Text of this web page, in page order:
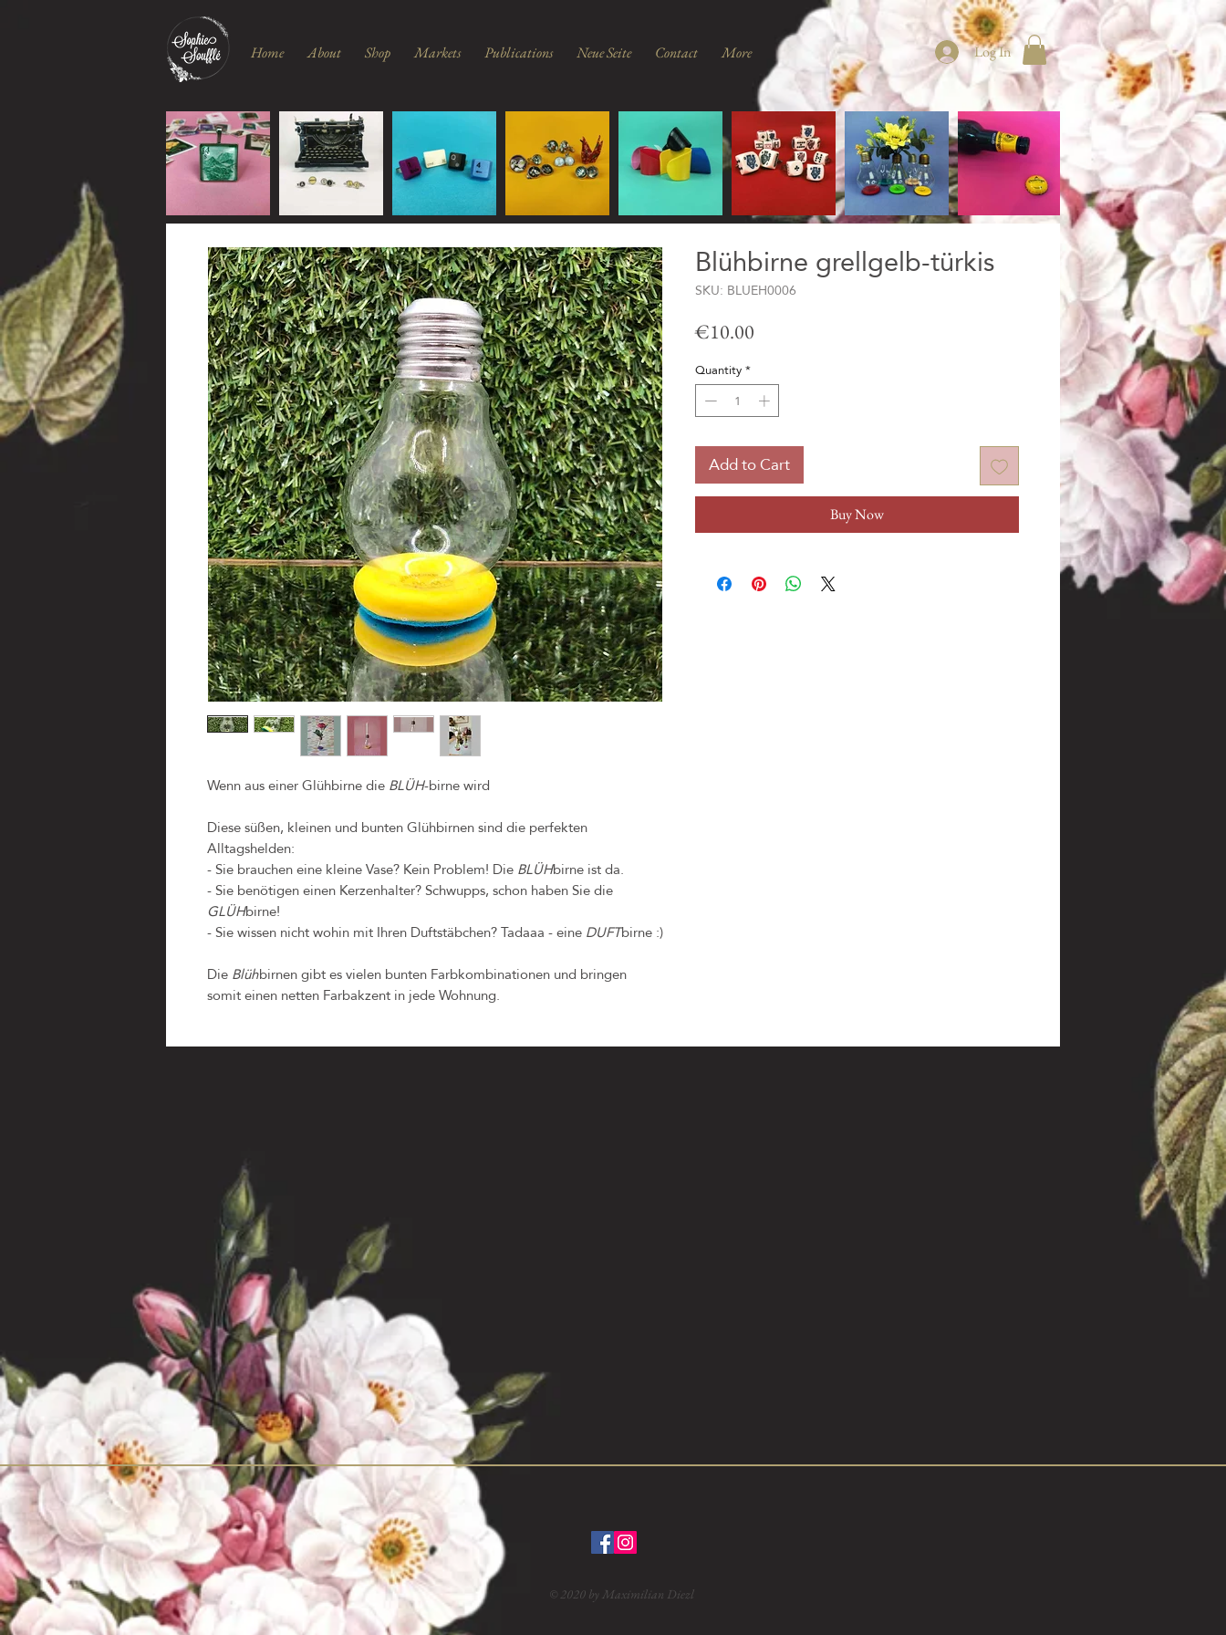
Home About Shop Markets Publications Neue Seite Contact More Log In
Wenn aus einer Glühbirne dieBLÜH-birne wird
Diese süßen, kleinen und bunten Glühbirnen sind die perfekten
Alltagshelden:
- Sie brauchen eine kleine Vase? Kein Problem! DieBLÜHbirne ist da.
- Sie benötigen einen Kerzenhalter? Schwupps, schon haben Sie die
GLÜHbirne!
- Sie wissen nicht wohin mit Ihren Duftstäbchen? Tadaaa - eineDUFTbirne :)
DieBlühbirnen gibt es vielen bunten Farbkombinationen und bringen
somit einen netten Farbakzent in jede Wohnung.
Blühbirne grellgelb-türkis
SKU: BLUEH0006
€10.00
Quantity*
Add to Cart
Buy Now
© 2020 by Maximilian Diezl